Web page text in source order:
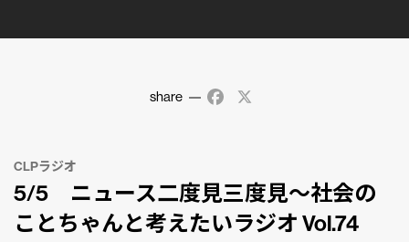
share Facebook
CLPラジオ
5/5 ニュース二度見三度見〜社会の
ことちゃんと考えたいラジオ Vol.74